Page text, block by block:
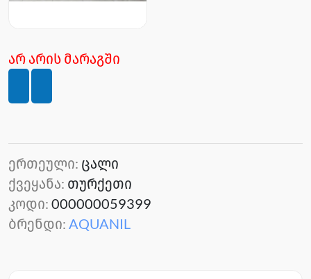
არ არის მარაგში
ერთეული: ცალი
ქვეყანა: თურქეთი
კოდი: 000000059399
ბრენდი: AQUANIL